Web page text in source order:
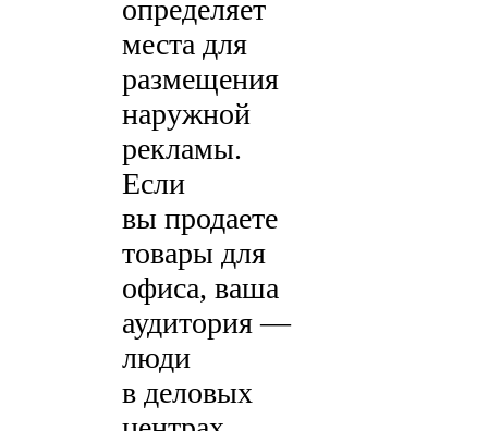
определяет
места для
размещения
наружной
рекламы.
Если
вы продаете
товары для
офиса, ваша
аудитория —
люди
в деловых